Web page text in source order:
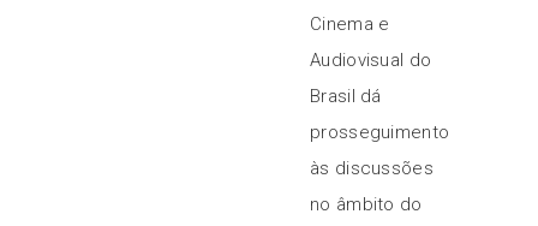
Cinema e
Audiovisual do
Brasil dá
prosseguimento
às discussões
no âmbito do